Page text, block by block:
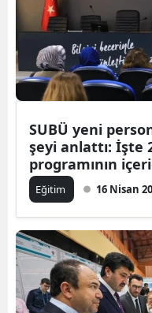
SUBÜ yeni
şeyi anlattı: İşte
programının
Eğitim 16 Nisan